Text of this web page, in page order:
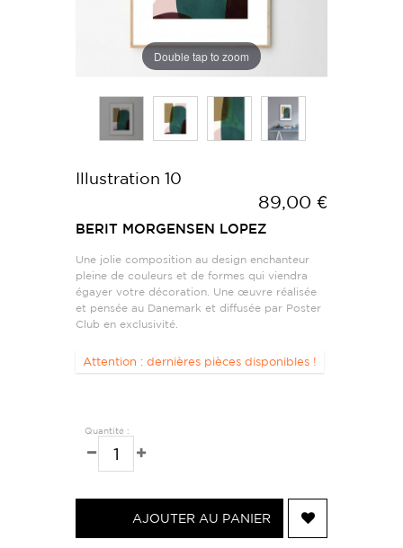
Double tap to zoom
Illustration 10
89,00 €
BERIT MORGENSEN LOPEZ
Une jolie composition au design enchanteur
pleine de couleurs et de formes qui viendra
égayer votre décoration. Une œuvre réalisée
et pensée au Danemark et diffusée par Poster
Club en exclusivité.
Attention : dernières pièces disponibles !
Quantité :
AJOUTER AU PANIER